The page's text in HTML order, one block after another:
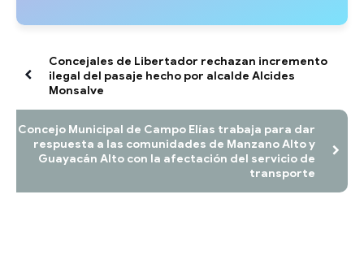
Concejales de Libertador rechazan incremento
ilegal del pasaje hecho por alcalde Alcides
Monsalve
Concejo Municipal de Campo Elías trabaja para dar
respuesta a las comunidades de Manzano Alto y
Guayacán Alto con la afectación del servicio de
transporte